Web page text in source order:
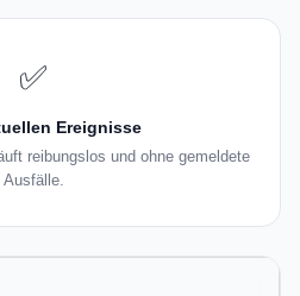
✅
Ereignisse
reibungslos und ohne gemeldete
Ausfälle.